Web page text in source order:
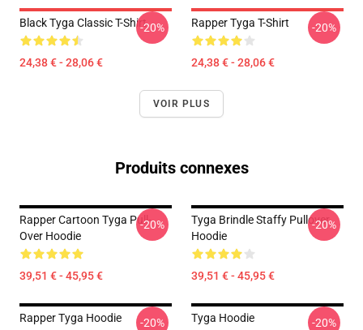
Black Tyga Classic T-Shirt
24,38 € - 28,06 €
-20% Rapper Tyga T-Shirt
24,38 € - 28,06 €
-20%
VOIR PLUS
Produits connexes
Rapper Cartoon Tyga Pull-
Over Hoodie
39,51 € - 45,95 €
-20%
Tyga Brindle Staffy Pullover
Hoodie
39,51 € - 45,95 €
-20%
Rapper Tyga Hoodie -20% Tyga Hoodie -20%